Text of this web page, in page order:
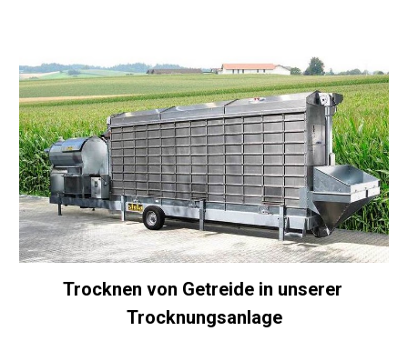
Trocknen von Getreide in unserer
Trocknungsanlage